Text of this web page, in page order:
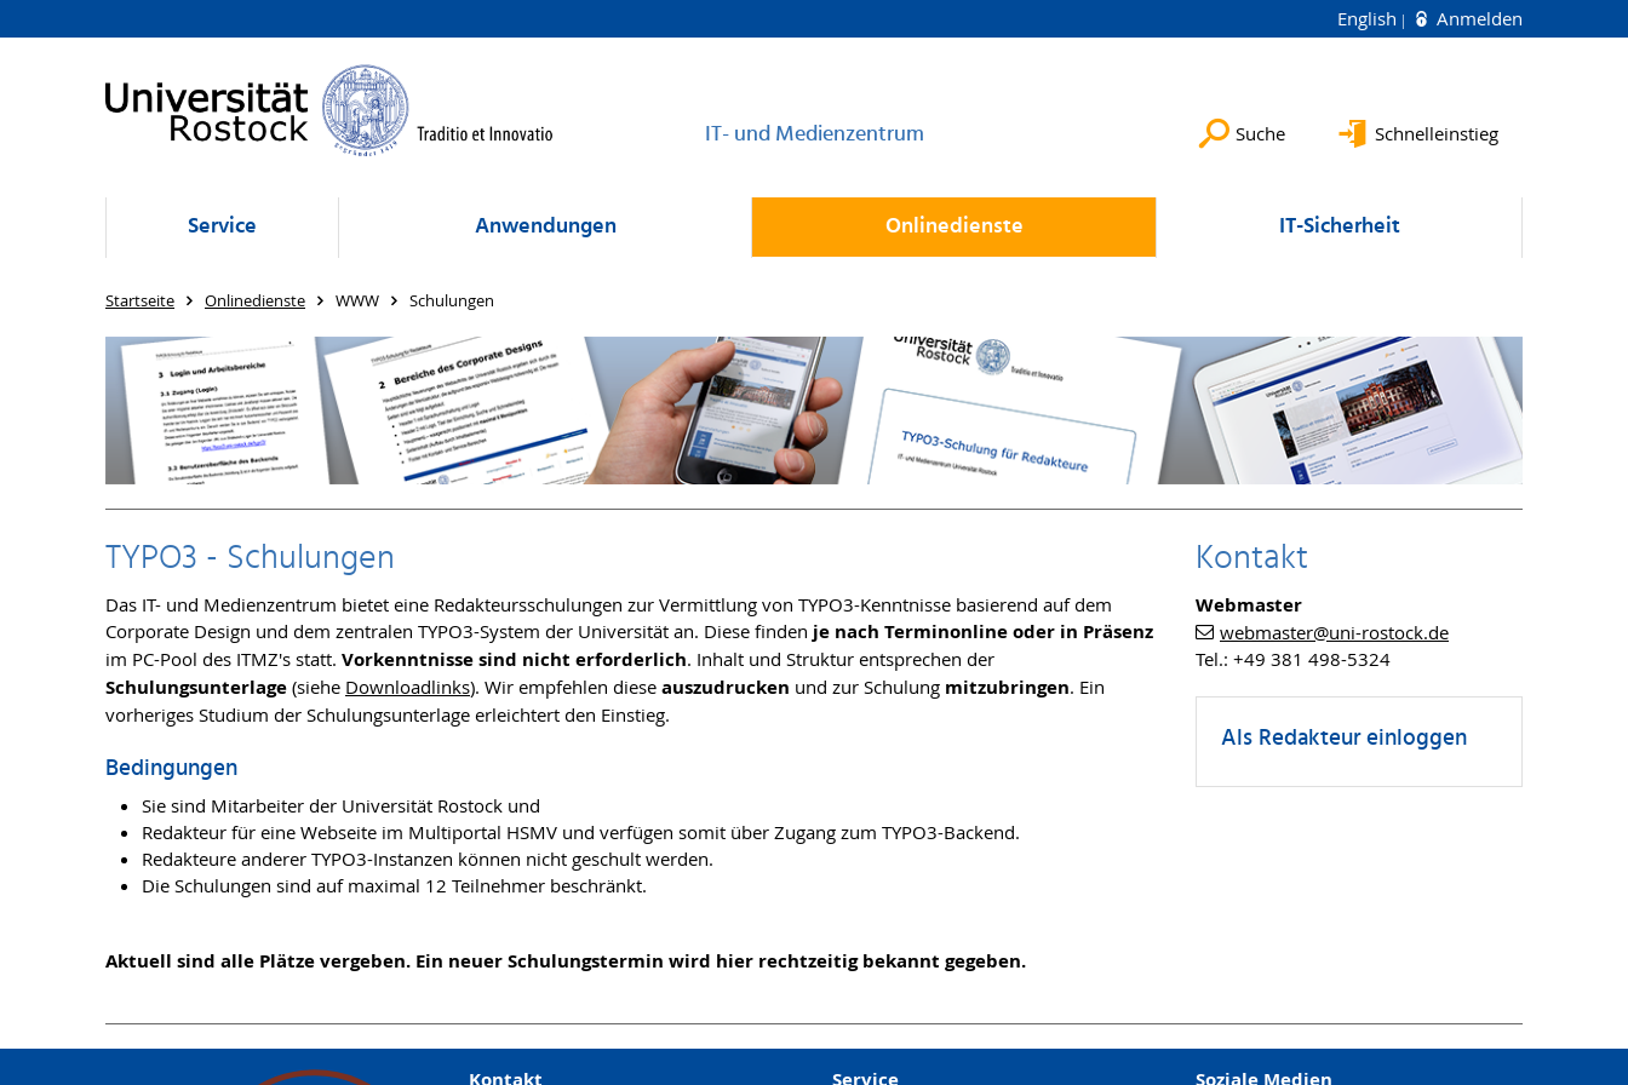
English Anmelden
IT- und Medienzentrum Suche Schnelleinstieg
Service Anwendungen Onlinedienste IT-Sicherheit
Startseite Onlinedienste WWW Schulungen
TYPO3 - Schulungen
Das IT- und Medienzentrum bietet eine Redakteursschulungen zur Vermittlung von TYPO3-Kenntnisse basierend auf dem
Corporate Design und dem zentralen TYPO3-System der Universität an. Diese finden je nach Terminonline oder in Präsenz
im PC-Pool des ITMZ's statt. Vorkenntnisse sind nicht erforderlich. Inhalt und Struktur entsprechen der
Schulungsunterlage (siehe Downloadlinks). Wir empfehlen diese auszudrucken und zur Schulung mitzubringen. Ein
vorheriges Studium der Schulungsunterlage erleichtert den Einstieg.
Bedingungen
Sie sind Mitarbeiter der Universität Rostock und
Redakteur für eine Webseite im Multiportal HSMV und verfügen somit über Zugang zum TYPO3-Backend.
Redakteure anderer TYPO3-Instanzen können nicht geschult werden.
Die Schulungen sind auf maximal 12 Teilnehmer beschränkt.
Aktuell sind alle Plätze vergeben. Ein neuer Schulungstermin wird hier rechtzeitig bekannt gegeben.
Kontakt
Webmaster
webmaster@uni-rostock.de
Tel.: +49 381 498-5324
Als Redakteur einloggen
Kontakt Service Soziale Medien